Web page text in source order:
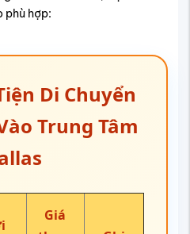
phù hợp:
Di Chuyển
Trung Tâm
Giá